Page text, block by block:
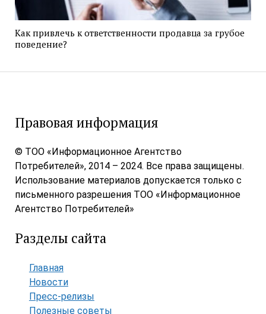
Как привлечь к ответственности продавца за грубое
поведение?
Правовая информация
© ТОО «Информационное Агентство
Потребителей», 2014 – 2024. Все права защищены.
Использование материалов допускается только с
письменного разрешения ТОО «Информационное
Агентство Потребителей»
Разделы сайта
Главная
Новости
Пресс-релизы
Полезные советы